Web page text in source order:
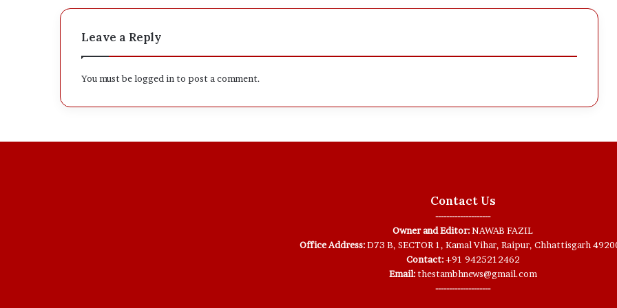
Leave a Reply
You must belogged in to post a comment.
Contact Us
--------------------
Owner and Editor:NAWAB FAZIL
Office Address:D73 B, SECTOR 1, Kamal Vihar, Raipur, Chhattisgarh
Contact:+91 9425212462
Email:thestambhnews@gmail.com
--------------------